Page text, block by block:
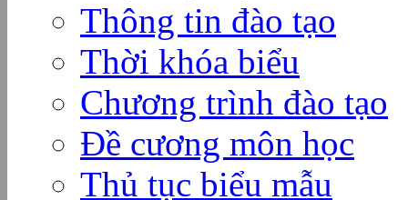
Thông tin đào tạo
Thời khóa biểu
Chương trình đào tạo
Đề cương môn học
Thủ tục biểu mẫu